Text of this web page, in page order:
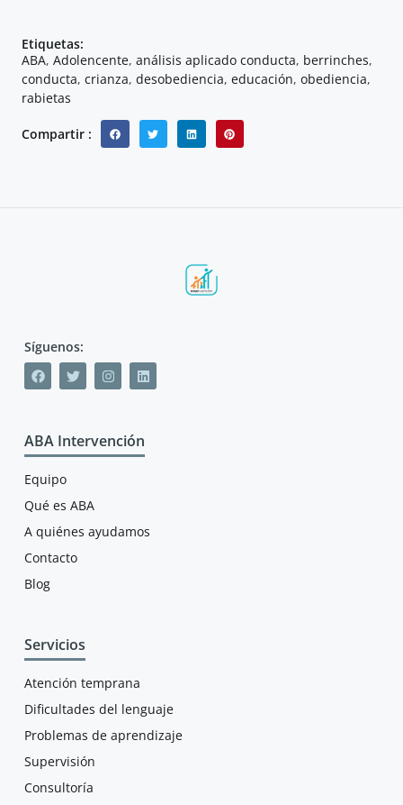
Etiquetas:
ABA, Adolencente, análisis aplicado conducta, berrinches,
conducta, crianza, desobediencia, educación, obediencia,
rabietas
Compartir :
Síguenos:
ABA Intervención
Equipo
Qué es ABA
A quiénes ayudamos
Contacto
Blog
Servicios
Atención temprana
Dificultades del lenguaje
Problemas de aprendizaje
Supervisión
Consultoría